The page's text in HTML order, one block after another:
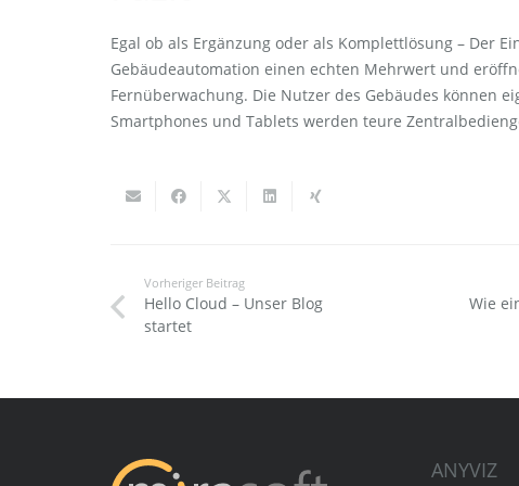
Egal ob als Ergänzung oder als Komplettlösung – Der
Gebäudeautomation einen echten Mehrwert und
Fernüberwachung. Die Nutzer des Gebäudes können
Smartphones und Tablets werden teure
Vorheriger Beitrag
Hello Cloud – Unser Blog
startet
Wie
ANYVIZ